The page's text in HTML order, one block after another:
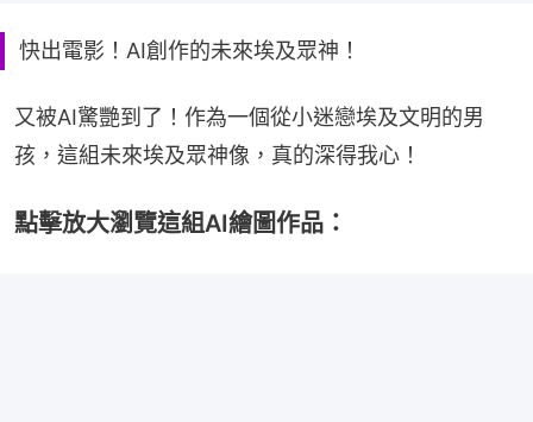
快出電影！AI創作的未來埃及眾神！
又被AI驚艷到了！作為一個從小迷戀埃及文明的男
孩，這組未來埃及眾神像，真的深得我心！
點擊放大瀏覽這組AI繪圖作品：